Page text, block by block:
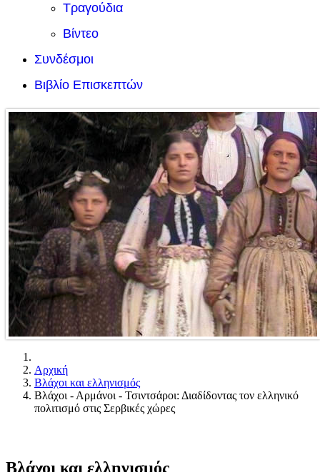
Τραγούδια
Βίντεο
Συνδέσμοι
Βιβλίο Επισκεπτών
Αρχική
Βλάχοι και ελληνισμός
Βλάχοι - Αρμάνοι - Τσιντσάροι: Διαδίδοντας τον ελληνικό
πολιτισμό στις Σερβικές χώρες
Βλάχοι και ελληνισμός